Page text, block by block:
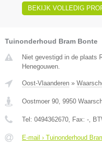
BEKIJK VOLLEDIG
Tuinonderhoud Bram Bonte
Niet gevestigd in de plaats
Henegouwen.
Oost-Vlaanderen »
Oostmoer 90, 9950
Tel: 0494362670, Fax: -,
E-mail › Tuinonderhoud